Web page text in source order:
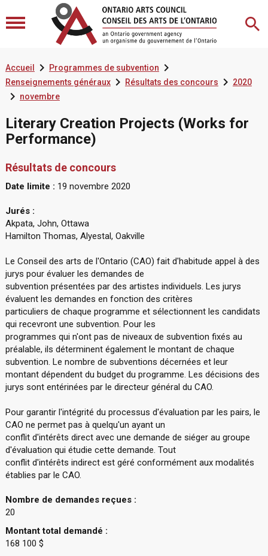
Accueil  Programmes de subvention
Renseignements généraux Résultats des concours 2020
 novembre
Literary Creation Projects (Works for
Performance)
Résultats de concours
Date limite : 19 novembre 2020
Jurés :
Akpata, John, Ottawa
Hamilton Thomas, Alyestal, Oakville
Le Conseil des arts de l'Ontario (CAO) fait d'habitude appel à des
jurys pour évaluer les demandes de
subvention présentées par des artistes individuels. Les jurys
évaluent les demandes en fonction des critères
particuliers de chaque programme et sélectionnent les candidats
qui recevront une subvention. Pour les
programmes qui n'ont pas de niveaux de subvention fixés au
préalable, ils déterminent également le montant de chaque
subvention. Le nombre de subventions décernées et leur
montant dépendent du budget du programme. Les décisions des
jurys sont entérinées par le directeur général du CAO.
Pour garantir l'intégrité du processus d'évaluation par les pairs, le
CAO ne permet pas à quelqu'un ayant un
conflit d'intérêts direct avec une demande de siéger au groupe
d'évaluation qui étudie cette demande. Tout
conflit d'intérêts indirect est géré conformément aux modalités
établies par le CAO.
Nombre de demandes reçues :
20
Montant total demandé :
168 100 $